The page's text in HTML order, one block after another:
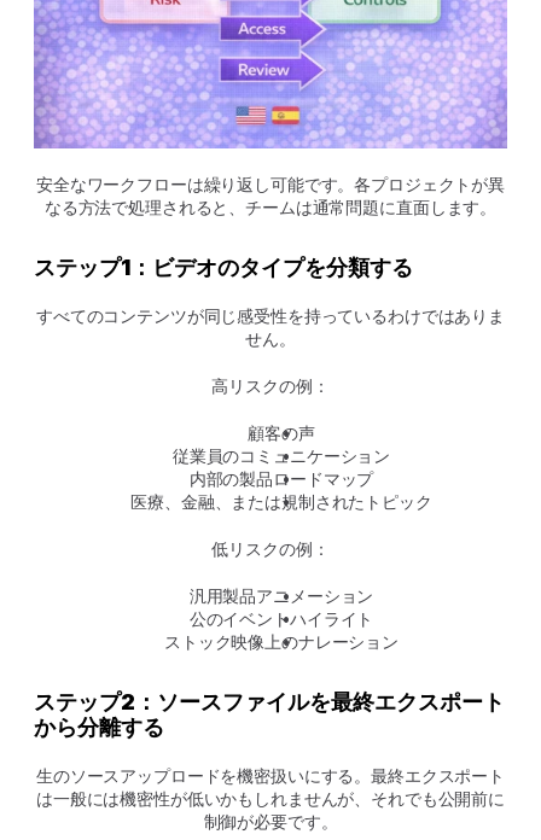
安全なワークフローは繰り返し可能です。各プロジェクトが異
なる方法で処理されると、チームは通常問題に直面します。
ステップ1：ビデオのタイプを分類する
すべてのコンテンツが同じ感受性を持っているわけではありま
せん。
高リスクの例：
顧客の声
従業員のコミュニケーション
内部の製品ロードマップ
医療、金融、または規制されたトピック
低リスクの例：
汎用製品アニメーション
公のイベントハイライト
ストック映像上のナレーション
ステップ2：ソースファイルを最終エクスポート
から分離する
生のソースアップロードを機密扱いにする。最終エクスポート
は一般には機密性が低いかもしれませんが、それでも公開前に
制御が必要です。